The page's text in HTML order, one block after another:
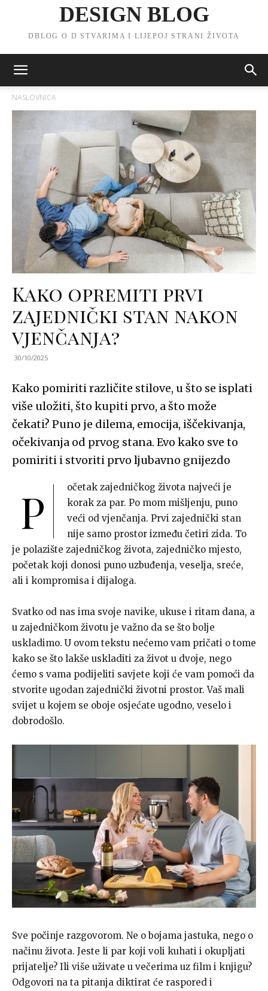
DESIGN BLOG
DBLOG O D STVARIMA I LIJEPOJ STRANI ŽIVOTA
NASLOVNICA
Kako opremiti prvi
zajednički stan nakon
vjenčanja?
30/10/2025
Kako pomiriti različite stilove, u što se isplati
više uložiti, što kupiti prvo, a što može
čekati? Puno je dilema, emocija, iščekivanja,
očekivanja od prvog stana. Evo kako sve to
pomiriti i stvoriti prvo ljubavno gnijezdo
P
očetak zajedničkog života najveći je
korak za par. Po mom mišljenju, puno
veći od vjenčanja. Prvi zajednički stan
nije samo prostor između četiri zida. To
je polazište zajedničkog života, zajedničko mjesto,
početak koji donosi puno uzbuđenja, veselja, sreće,
ali i kompromisa i dijaloga.
Svatko od nas ima svoje navike, ukuse i ritam dana, a
u zajedničkom životu je važno da se što bolje
uskladimo. U ovom tekstu nećemo vam pričati o tome
kako se što lakše uskladiti za život u dvoje, nego
ćemo s vama podijeliti savjete koji će vam pomoći da
stvorite ugodan zajednički životni prostor. Vaš mali
svijet u kojem se oboje osjećate ugodno, veselo i
dobrodošlo.
Sve počinje razgovorom. Ne o bojama jastuka, nego o
načinu života. Jeste li par koji voli kuhati i okupljati
prijatelje? Ili više uživate u večerima uz film i knjigu?
Odgovori na ta pitanja diktirat će raspored i